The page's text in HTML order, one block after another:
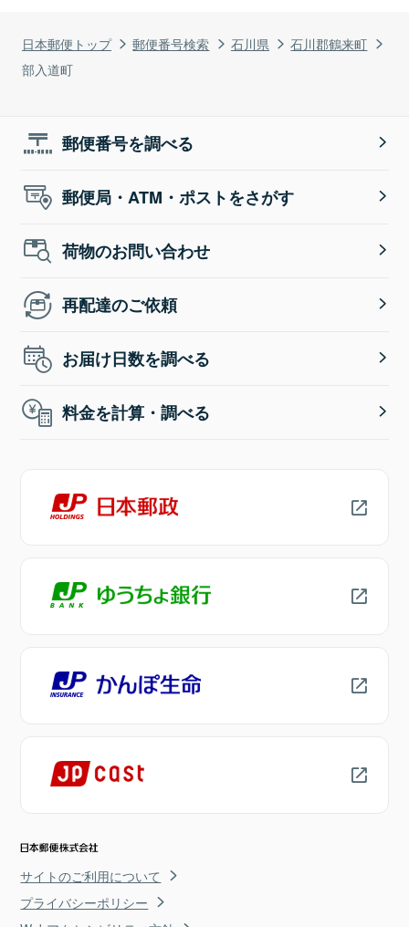
日本郵便トップ 郵便番号検索 石川県
石川郡鶴来町
部入道町
郵便番号を調べる
郵便局・ATM・ポストをさがす
荷物のお問い合わせ
再配達のご依頼
お届け日数を調べる
料金を計算・調べる
サイトのご利用について
プライバシーポリシー